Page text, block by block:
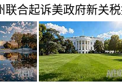
联合起诉美政府新关